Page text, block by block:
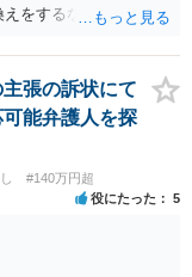
をするなどしてあら
スケジュールを変更
からあらためて登記は
記は、借りた時期や利
されません。
張の訴状にて
能弁護人を探
#140万円超
役にたった 5